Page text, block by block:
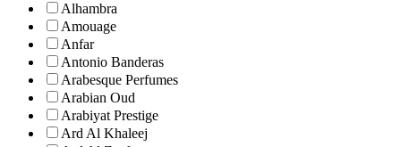
Alhambra
Amouage
Anfar
Antonio Banderas
Arabesque Perfumes
Arabian Oud
Arabiyat Prestige
Ard Al Khaleej